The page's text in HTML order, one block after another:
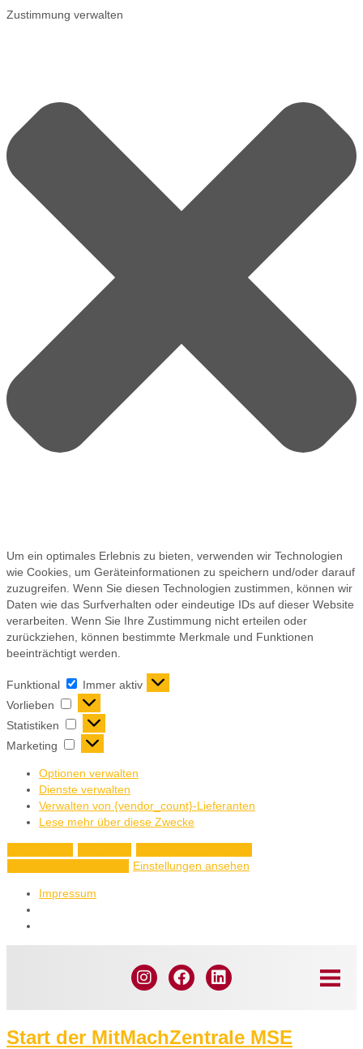
Zustimmung verwalten
Um ein optimales Erlebnis zu bieten, verwenden wir Technologien
wie Cookies, um Geräteinformationen zu speichern und/oder darauf
zuzugreifen. Wenn Sie diesen Technologien zustimmen, können wir
Daten wie das Surfverhalten oder eindeutige IDs auf dieser Website
verarbeiten. Wenn Sie Ihre Zustimmung nicht erteilen oder
zurückziehen, können bestimmte Merkmale und Funktionen
beeinträchtigt werden.
Funktional
Immer aktiv
Vorlieben
Statistiken
Marketing
Optionen verwalten
Dienste verwalten
Verwalten von {vendor_count}-Lieferanten
Lese mehr über diese Zwecke
Einstellungen ansehen
Impressum
Start der MitMachZentrale MSE